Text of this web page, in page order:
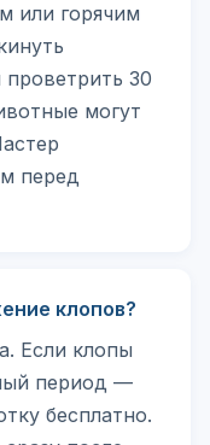
или горячим
проветрить 30
могут
перед
клопов?
Если клопы
период —
бесплатно.